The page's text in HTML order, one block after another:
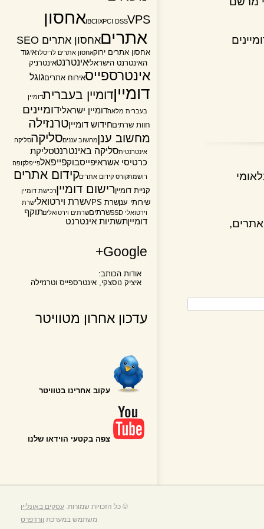
IBCIIXPCI DSSVPS
אחסון
אתריםאחסון אתרים SEO
אחסון אתרים ירוק אחסון אתרים לריסלראיגוד
האינטרנט הישראליאינטרנטאינטרניק
אינטרספייס אירוח אתריםגוגל
דומייןדומיין בעבריתדומיין
בעברית מלאהדומיין ישראלידומיינים
חוות שרתיםחידוש דומייןטרנזילה
מחשוב ענןמחשוב ענניםסליקהסליקה
אינטרנטיתסליקה באינטרנטסליקת
כרטיסי אשראיפייסבוקפייפאלפייפלקופה
רושמתקורס קידום אתריםקידום אתרים
קניית דומייןרישום דומייןרכישת דומיין
שירותי ענןשרת VPS שרת וירטואלישרת
וירטואלי SSD
שרתיםשרתים וירטואליםתוקף
דומייןתשתיות אינטרנט
Google+
אודות הכותב:
איציק נוסצקי, אינטרספייס וטרנזילה
עדכון אחרון מטוויטר
עקוב אחרינו בטוויטר
צפה בקטעי הוידאו שלנו
© כל הזכויות שמורות.עסקים באונליין
משתמש במערכתוורדפרס